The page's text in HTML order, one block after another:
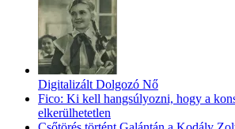
Digitalizált Dolgozó Nő
Fico: Ki kell hangsúlyozni, hogy a
elkerülhetetlen